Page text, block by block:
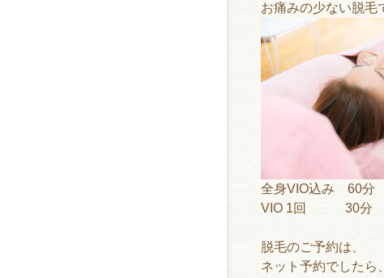
お痛みの少ない脱毛
全身VIO込み 60分
VIO 1回 30分
脱毛のご予約は、
ネット予約でしたら